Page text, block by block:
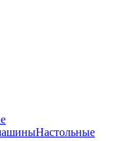
Настольные